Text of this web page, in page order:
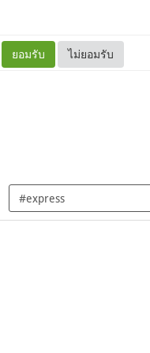
ยอมรับ ไม่ยอมรับ